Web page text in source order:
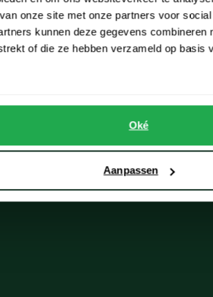
onze site met onze partners voor
kunnen deze gegevens combineren
of die ze hebben verzameld op basis
Oké
Aanpassen